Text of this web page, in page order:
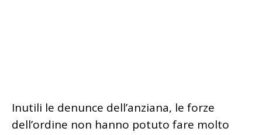
Inutili le denunce dell’anziana, le forze
dell’ordine non hanno potuto fare molto